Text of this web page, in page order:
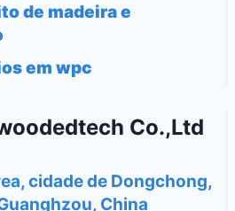
de madeira e
em wpc
Co.,Ltd
cidade de Dongchong,
China